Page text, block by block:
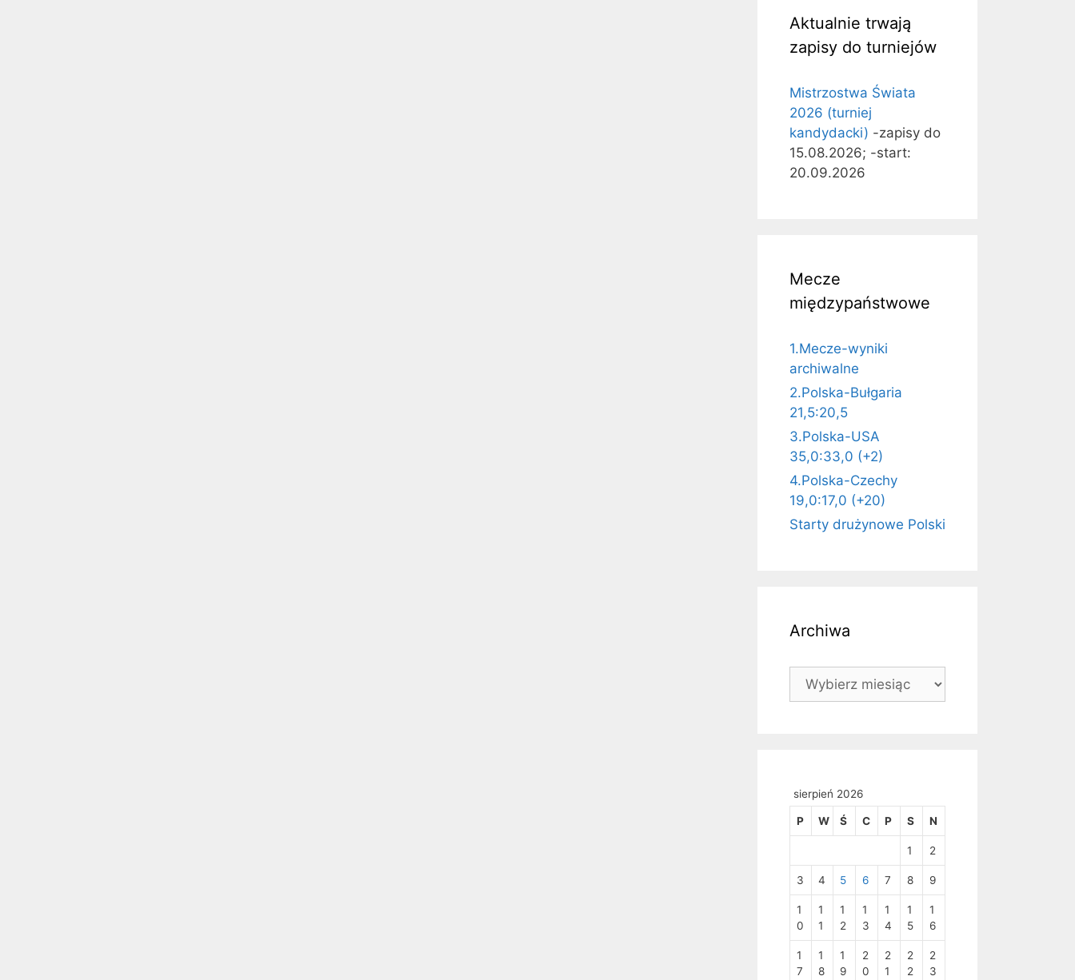
Aktualnie trwają
zapisy do turniejów
Mistrzostwa Świata
2026 (turniej
kandydacki) -zapisy do
15.08.2026; -start:
20.09.2026
Mecze
międzypaństwowe
1.Mecze-wyniki
archiwalne
2.Polska-Bułgaria
21,5:20,5
3.Polska-USA
35,0:33,0 (+2)
4.Polska-Czechy
19,0:17,0 (+20)
Starty drużynowe Polski
Archiwa
Archiwa
sierpień 2026
P W Ś C P S N
1 2
3 4 5 6 7 8 9
1
0
1
1
1
2
1
3
1
4
1
5
1
6
1
7
1
8
1
9
2
0
2
1
2
2
2
3